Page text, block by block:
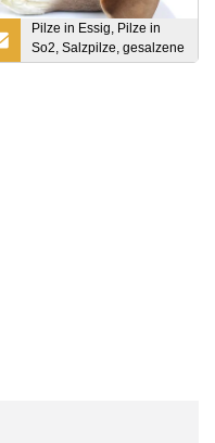
Pilze in Essig, Pilze in
So2, Salzpilze, gesalzene
Pilze, konservierte Pilze